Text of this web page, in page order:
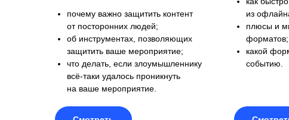
почему важно защитить контент
от посторонних людей;
об инструментах, позволяющих
защитить ваше мероприятие;
что делать, если злоумышленнику
всё-таки удалось проникнуть
на ваше мероприятие.
из
плюсы и
форматов;
какой
событию.